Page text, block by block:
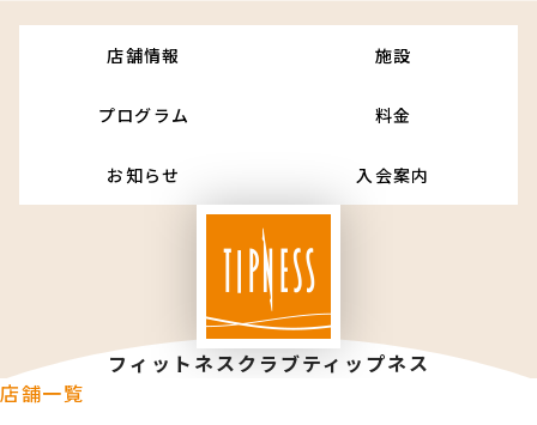
店舗情報 施設
プログラム 料金
お知らせ 入会案内
フィットネスクラブティップネス
店舗一覧